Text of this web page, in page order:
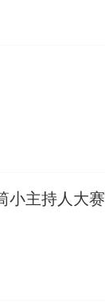
小主持人大赛